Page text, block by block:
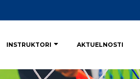
INSTRUKTORI AKTUELNOSTI